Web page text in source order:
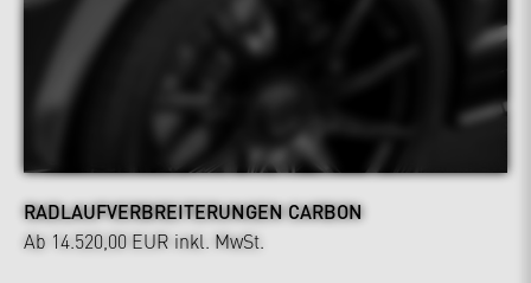
RADLAUFVERBREITERUNGEN CARBON
Ab 14.520,00 EUR inkl. MwSt.